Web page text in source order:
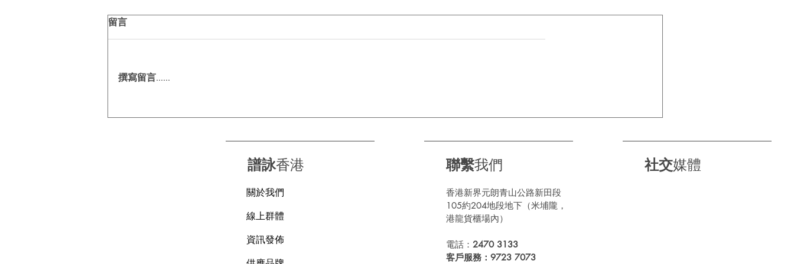
步？
留言
撰寫留言......
譜詠香港
關於我們
線上群體
資訊發佈
聯繫我們
香港新界元朗青山公路新田段
105約204地段地下（米埔隴，
港龍貨櫃場內）
電話： 2470 3133
客戶服務：9723 7073
社交媒體